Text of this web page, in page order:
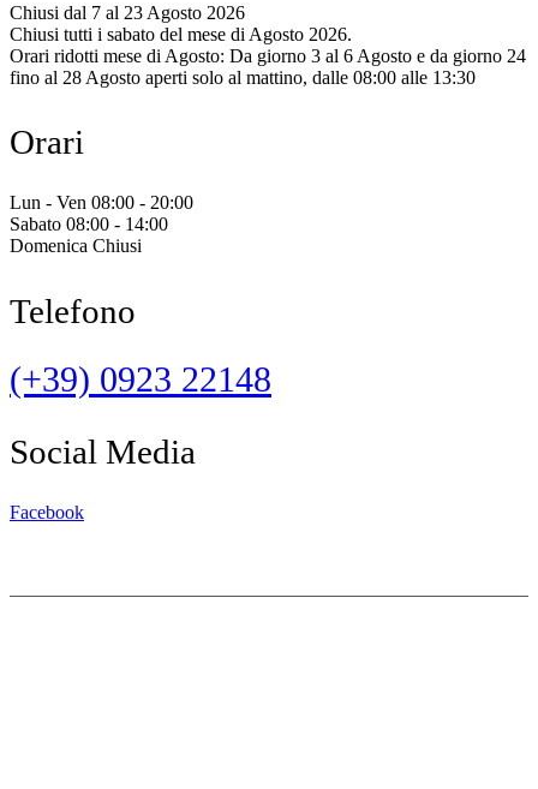
Chiusi dal 7 al 23 Agosto 2026
Chiusi tutti i sabato del mese di Agosto 2026.
Orari ridotti mese di Agosto: Da giorno 3 al 6 Agosto e da giorno 24
fino al 28 Agosto aperti solo al mattino, dalle 08:00 alle 13:30
Orari
Lun - Ven 08:00 - 20:00
Sabato 08:00 - 14:00
Domenica Chiusi
Telefono
(+39) 0923 22148
Social Media
Facebook